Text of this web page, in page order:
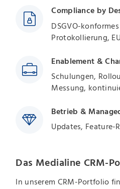
Compliance by
DSGVO-
Protokollierung,
Enablement &
Schulungen,
Messung,
Betrieb &
Updates, Feature-
Das Medialine CRM-
In unserem CRM-Portfolio